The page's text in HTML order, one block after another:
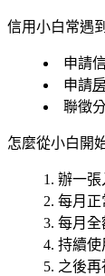
信用小白常遇
申請
申請
聯徵
怎麼從小白開
辦一張
每月正
每月全
持續使
之後